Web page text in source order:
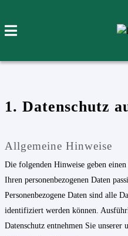
1. Datenschutz
Allgemeine Hinweise
Die folgenden Hinweise geben
Ihren personenbezogenen Daten
Personenbezogene Daten sind alle
identifiziert werden können.
Datenschutz entnehmen Sie unserer